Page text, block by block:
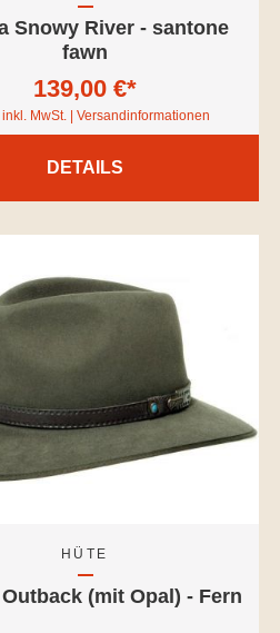
Snowy River - santone
fawn
139,00 €*
inkl. MwSt. | Versandinformationen
DETAILS
HÜTE
(mit Opal) - Fern